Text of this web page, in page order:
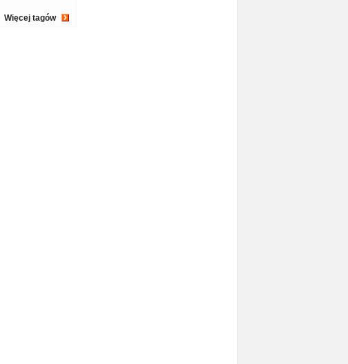
Więcej tagów